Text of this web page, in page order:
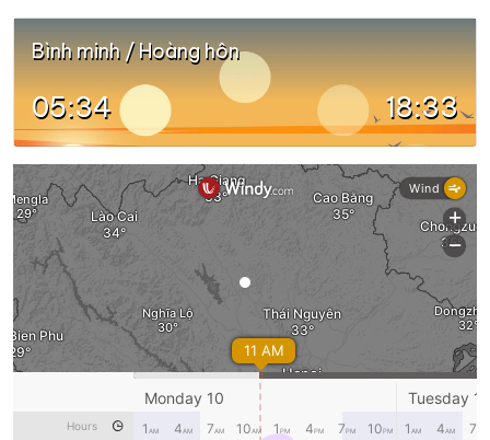
Bình minh / Hoàng hôn
05:34 18:33